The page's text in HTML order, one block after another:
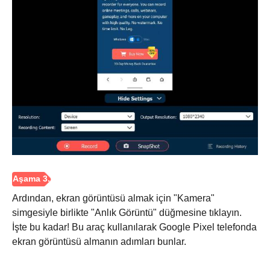
Ardından, ekran görüntüsü almak için "Kamera"
simgesiyle birlikte "Anlık Görüntü" düğmesine tıklayın.
İşte bu kadar! Bu araç kullanılarak Google Pixel telefonda
ekran görüntüsü almanın adımları bunlar.